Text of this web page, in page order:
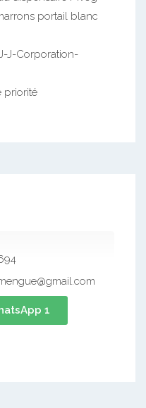
portail blanc
J-Corporation-
priorité
1